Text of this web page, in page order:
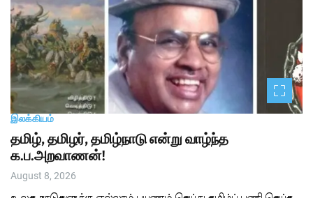
இலக்கியம்
தமிழ், தமிழர், தமிழ்நாடு என்று வாழ்ந்த
க.ப.அறவாணன்!
August 8, 2026